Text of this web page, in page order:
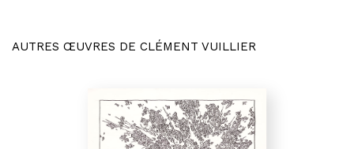
AUTRES ŒUVRES DE CLÉMENT VUILLIER